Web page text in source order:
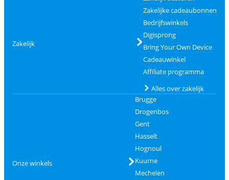
Zakelijk
Zakelijke cadeaubonnen
Bedrijfswinkels
Digisprong
Bring Your Own Device
Cadeauwinkel
Affiliate programma
Alles over zakelijk
Onze winkels
Brugge
Drogenbos
Gent
Hasselt
Hognoul
Kuurne
Mechelen